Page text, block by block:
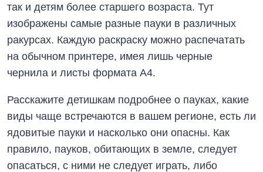
так и детям более старшего возраста. Тут
изображены самые разные пауки в различных
ракурсах. Каждую раскраску можно распечатать
на обычном принтере, имея лишь черные
чернила и листы формата А4.
Расскажите детишкам подробнее о пауках, какие
виды чаще встречаются в вашем регионе, есть ли
ядовитые пауки и насколько они опасны. Как
правило, пауков, обитающих в земле, следует
опасаться, с ними не следует играть, либо